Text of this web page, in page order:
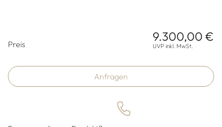
Preis
9.300,00 €
UVP inkl. MwSt.
Anfragen